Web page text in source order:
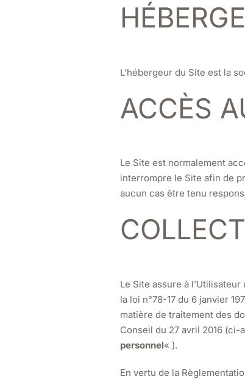
L’hébergeur du Site est la
ACCÈS
Le Site est normalement
interrompre le Site afin de
aucun cas être tenu
Le Site assure à
la loi n°78-17 du 6 janvier
matière de traitement des
Conseil du 27 avril 2016 (ci-
personnel« ).
En vertu de la